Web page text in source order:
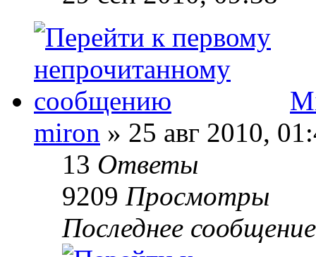
miron » 25 авг 2010,
13 Ответы
9209 Просмотры
Последнее